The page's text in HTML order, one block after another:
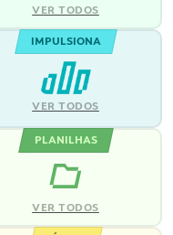
VER TODOS
IMPULSIONA
VER TODOS
PLANILHAS
VER TODOS